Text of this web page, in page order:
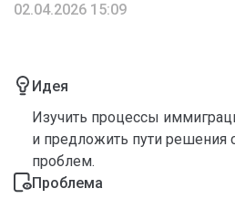
02.04.2026 15:09
Идея
Изучить процессы
и предложить пути решения
проблем.
Проблема